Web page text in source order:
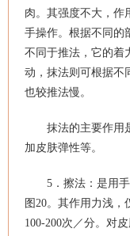
肉。其强度不大，作
手操作。根据不同的
不同于推法，它的着
动，抹法则可根据不
也较推法慢。
抹法的主要作用
加皮肤弹性等。
5．擦法：是用
图20。其作用力浅
100-200次／分。对